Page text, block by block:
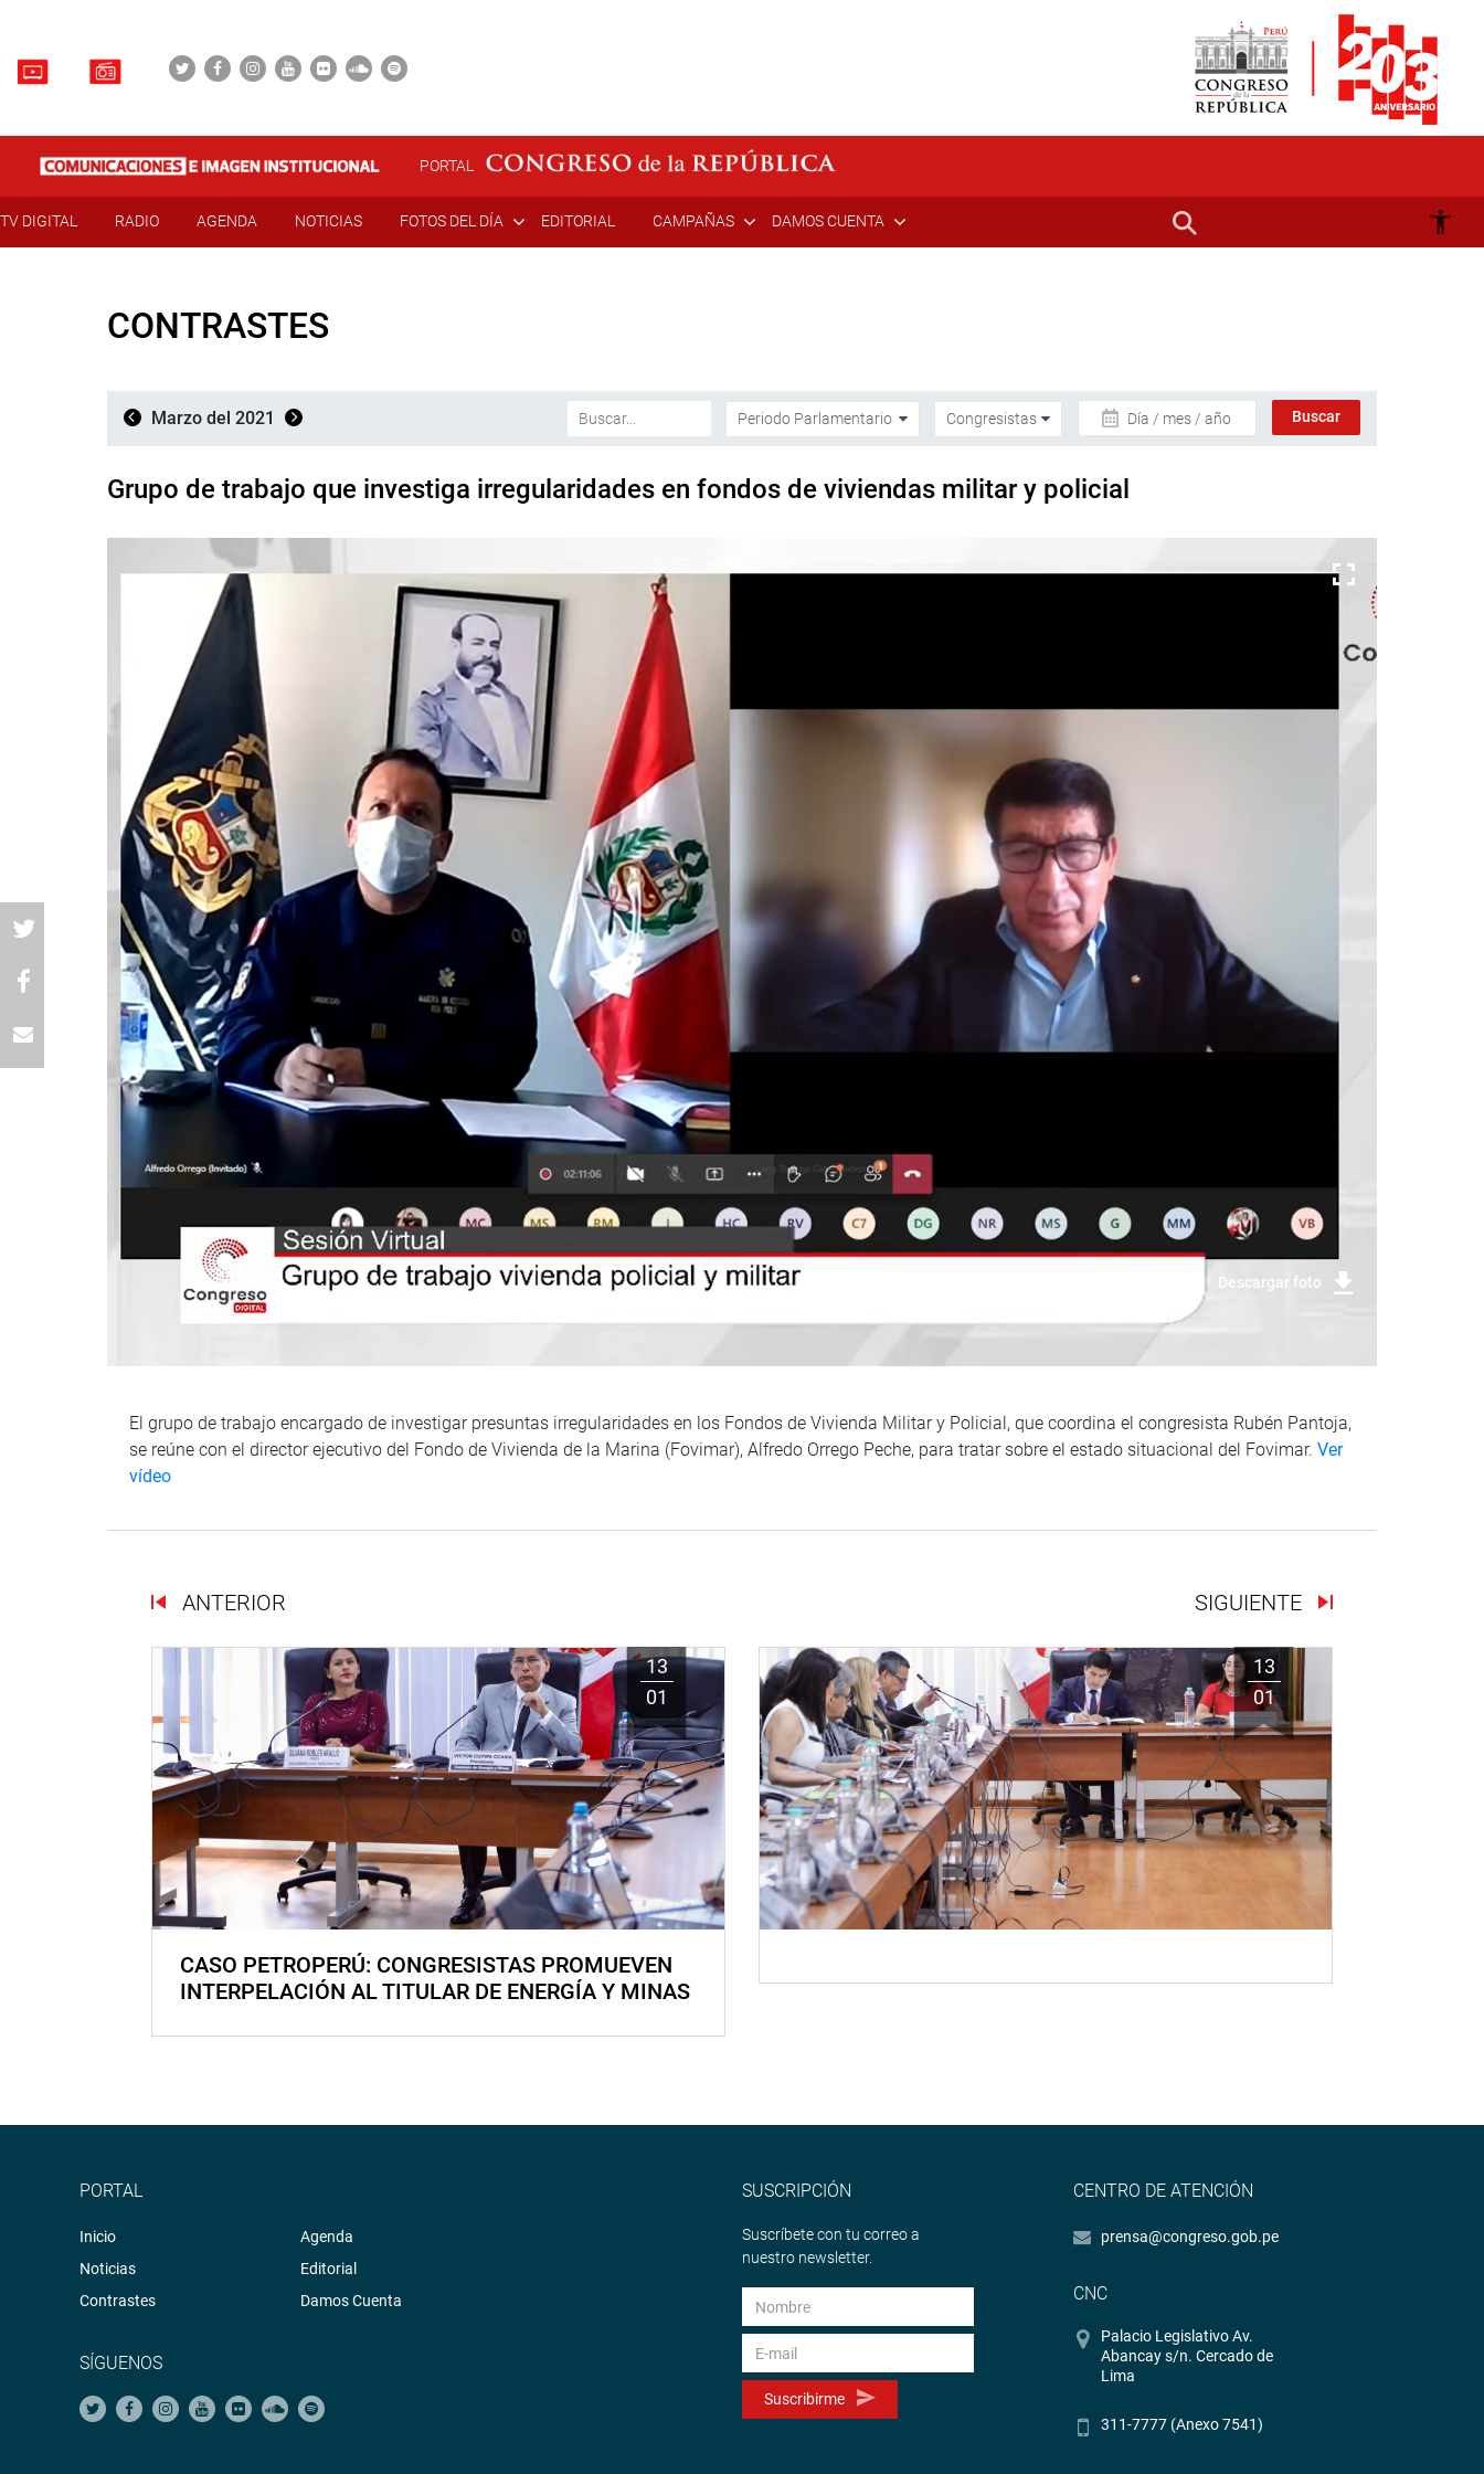
PORTAL
TV DIGITAL RADIO AGENDA NOTICIAS FOTOS DEL DÍA EDITORIAL CAMPAÑAS DAMOS CUENTA
CONTRASTES
Marzo del 2021 Día / mes / año
Grupo de trabajo que investiga irregularidades en fondos de viviendas militar y policial
Descargar foto
El grupo de trabajo encargado de investigar presuntas irregularidades en los Fondos de Vivienda Militar y Policial, que coordina el congresista Rubén Pantoja,
se reúne con el director ejecutivo del Fondo de Vivienda de la Marina (Fovimar), Alfredo Orrego Peche, para tratar sobre el estado situacional del Fovimar. Ver
vídeo
ANTERIOR SIGUIENTE
13
01
CASO PETROPERÚ: CONGRESISTAS PROMUEVEN
INTERPELACIÓN AL TITULAR DE ENERGÍA Y MINAS
13
01
PORTAL
Inicio
Noticias
Contrastes
Agenda
Editorial
Damos Cuenta
SÍGUENOS
SUSCRIPCIÓN
Suscríbete con tu correo a
nuestro newsletter.
Suscribirme
CENTRO DE ATENCIÓN
prensa@congreso.gob.pe
CNC
Palacio Legislativo Av.
Abancay s/n. Cercado de
Lima
311-7777 (Anexo 7541)